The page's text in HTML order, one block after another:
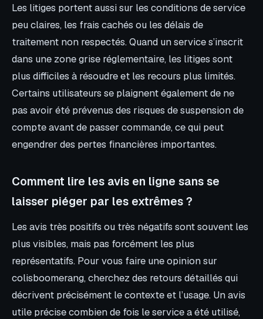
Les litiges portent aussi sur les conditions de service
peu claires, les frais cachés ou les délais de
traitement non respectés. Quand un service s’inscrit
dans une zone grise réglementaire, les litiges sont
plus difficiles à résoudre et les recours plus limités.
Certains utilisateurs se plaignent également de ne
pas avoir été prévenus des risques de suspension de
compte avant de passer commande, ce qui peut
engendrer des pertes financières importantes.
Comment lire les avis en ligne sans se
laisser piéger par les extrêmes ?
Les avis très positifs ou très négatifs sont souvent les
plus visibles, mais pas forcément les plus
représentatifs. Pour vous faire une opinion sur
colisboomerang, cherchez des retours détaillés qui
décrivent précisément le contexte et l’usage. Un avis
utile précise combien de fois le service a été utilisé,